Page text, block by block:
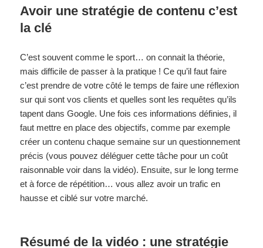
Avoir une stratégie de contenu c’est
la clé
C’est souvent comme le sport… on connait la théorie,
mais difficile de passer à la pratique ! Ce qu’il faut faire
c’est prendre de votre côté le temps de faire une réflexion
sur qui sont vos clients et quelles sont les requêtes qu’ils
tapent dans Google. Une fois ces informations définies, il
faut mettre en place des objectifs, comme par exemple
créer un contenu chaque semaine sur un questionnement
précis (vous pouvez déléguer cette tâche pour un coût
raisonnable voir dans la vidéo). Ensuite, sur le long terme
et à force de répétition… vous allez avoir un trafic en
hausse et ciblé sur votre marché.
Résumé de la vidéo : une stratégie